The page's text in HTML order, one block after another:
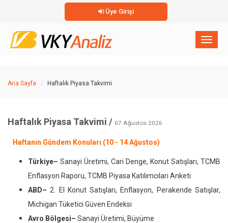
Üye Girişi
×
Ana Sayfa Haftalık Piyasa Takvimi
Haftalık Piyasa Takvimi / 07 Ağustos 2026
Haftanın Gündem Konuları (10 - 14 Ağustos)
Türkiye– Sanayi Üretimi, Cari Denge, Konut Satışları, TCMB
Enflasyon Raporu, TCMB Piyasa Katılımcıları Anketi
ABD– 2. El Konut Satışları, Enflasyon, Perakende Satışlar,
Michigan Tüketici Güven Endeksi
Avro Bölgesi– Sanayi Üretimi, Büyüme